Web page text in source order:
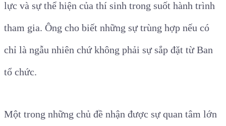
lực và sự thể hiện của thí sinh trong suốt hành trình
tham gia. Ông cho biết những sự trùng hợp nếu có
chỉ là ngẫu nhiên chứ không phải sự sắp đặt từ Ban
tổ chức.
Một trong những chủ đề nhận được sự quan tâm lớn